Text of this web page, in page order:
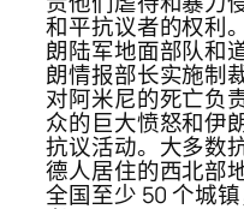
和平抗议者的权利
朗陆军地面部队和
朗情报部长实施制
对阿米尼的死亡负
众的巨大愤怒和伊
抗议活动。大多数
德人居住的西北部
全国至少 50 个城